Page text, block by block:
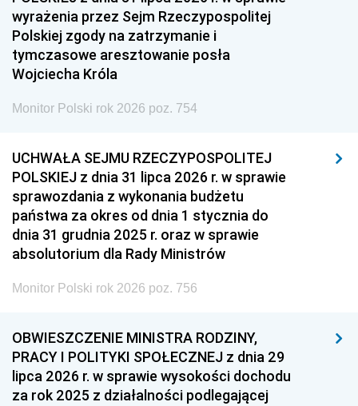
wyrażenia przez Sejm Rzeczypospolitej
Polskiej zgody na zatrzymanie i
tymczasowe aresztowanie posła
Wojciecha Króla
Monitor Polski rok 2026 poz. 754
UCHWAŁA SEJMU RZECZYPOSPOLITEJ
POLSKIEJ z dnia 31 lipca 2026 r. w sprawie
sprawozdania z wykonania budżetu
państwa za okres od dnia 1 stycznia do
dnia 31 grudnia 2025 r. oraz w sprawie
absolutorium dla Rady Ministrów
Monitor Polski rok 2026 poz. 756
OBWIESZCZENIE MINISTRA RODZINY,
PRACY I POLITYKI SPOŁECZNEJ z dnia 29
lipca 2026 r. w sprawie wysokości dochodu
za rok 2025 z działalności podlegającej